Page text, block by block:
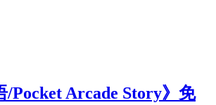
/Pocket Arcade Story》免